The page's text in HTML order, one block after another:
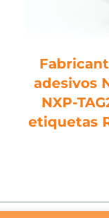
adesivos
NXP-
etiquetas